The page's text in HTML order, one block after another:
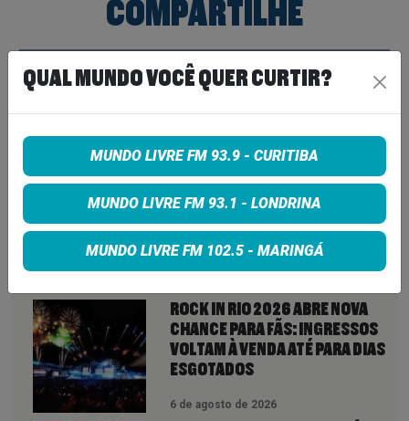
COMPARTILHE
Share on Google+
VEJA TAMBÉM MAIS
ROCK IN RIO 2026 ABRE NOVA
CHANCE PARA FÃS: INGRESSOS
VOLTAM À VENDA ATÉ PARA DIAS
ESGOTADOS
6 de agosto de 2026
QUAL MUNDO VOCÊ QUER CURTIR?
MUNDO LIVRE FM 93.9 - CURITIBA
MUNDO LIVRE FM 93.1 - LONDRINA
MUNDO LIVRE FM 102.5 - MARINGÁ